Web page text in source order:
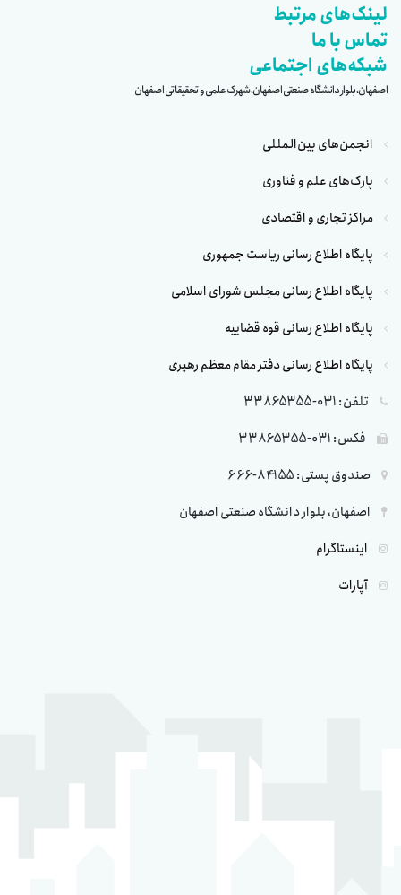
لینک‌های مرتبط
تماس با ما
شبکه‌های اجتماعی
اصفهان، بلوار دانشگاه صنعتی اصفهان، شهرک علمی و تحقیقاتی اصفهان
انجمن‌های بین‌المللی
پارک‌های علم و فناوری
مراکز تجاری و اقتصادی
پایگاه اطلاع رسانی ریاست جمهوری
پایگاه اطلاع رسانی مجلس شورای اسلامی
پایگاه اطلاع رسانی قوه قضاییه
پایگاه اطلاع رسانی دفتر مقام معظم رهبری
تلفن: 031-33865355
فکس: 031-33865355
صندوق پستی: 84155-666
اصفهان، بلوار دانشگاه صنعتی اصفهان
اینستاگرام
آپارات